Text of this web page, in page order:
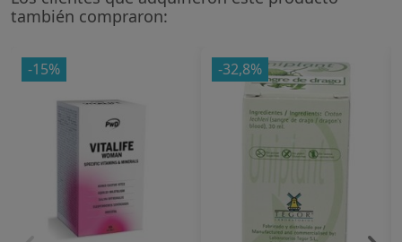
también compraron:
-15% -32,8%